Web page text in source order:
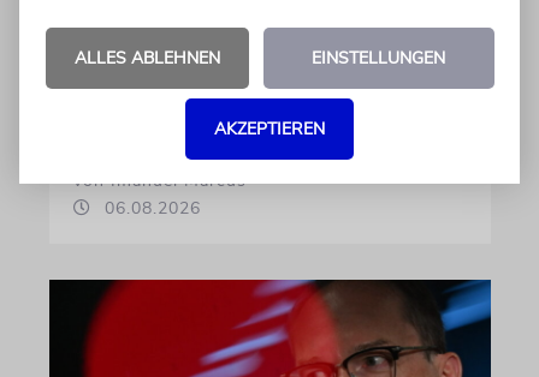
Mit einem vielleicht auf den ersten Blick
unschuldigen Satz macht das BSW
Stimmung. Gegen den einzigen jüdischen
Staat, die »Zionisten« und damit die Juden
von Imanuel Marcus
06.08.2026
ALLES ABLEHNEN EINSTELLUNGEN
AKZEPTIEREN